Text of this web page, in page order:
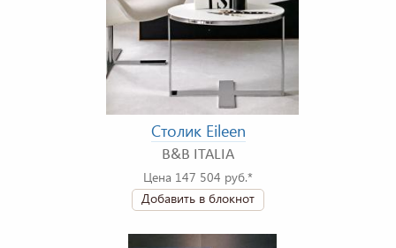
Столик Eileen
B&B ITALIA
Цена 147 504 руб.*
Добавить в блокнот